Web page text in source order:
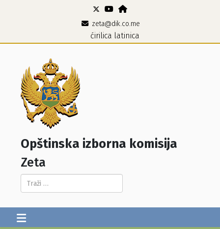
zeta@dik.co.me
ćirilica latinica
Opštinska izborna komisija
Zeta
Pretraga...